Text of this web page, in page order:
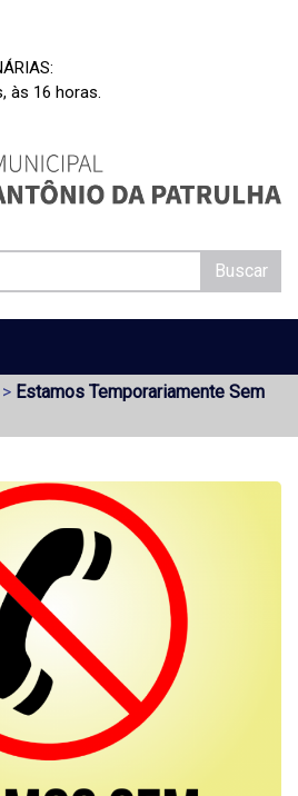
Aberta
às 16 horas.
Buscar
> Estamos Temporariamente Sem